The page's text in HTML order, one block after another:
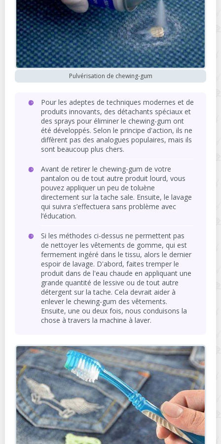
Pulvérisation de chewing-gum
Pour les adeptes de techniques modernes et de
produits innovants, des détachants spéciaux et
des sprays pour éliminer le chewing-gum ont
été développés. Selon le principe d'action, ils ne
diffèrent pas des analogues populaires, mais ils
sont beaucoup plus chers.
Avant de retirer le chewing-gum de votre
pantalon ou de tout autre produit lourd, vous
pouvez appliquer un peu de toluène
directement sur la tache sale. Ensuite, le lavage
qui suivra s’effectuera sans problème avec
l’éducation.
Si les méthodes ci-dessus ne permettent pas
de nettoyer les vêtements de gomme, qui est
fermement ingéré dans le tissu, alors le dernier
espoir de lavage. D'abord, faites tremper le
produit dans de l'eau chaude en appliquant une
grande quantité de lessive ou de tout autre
détergent sur la tache. Cela devrait aider à
enlever le chewing-gum des vêtements.
Ensuite, une ou deux fois, nous conduisons la
chose à travers la machine à laver.